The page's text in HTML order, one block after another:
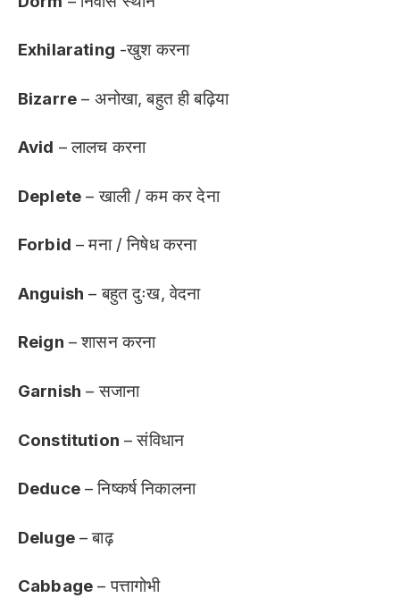
Exhilarating -खुश करना
Bizarre – अनोखा, बहुत ही बढ़िया
Avid – लालच करना
Deplete – खाली / कम कर देना
Forbid – मना / निषेध करना
Anguish – बहुत दुःख, वेदना
Reign – शासन करना
Garnish – सजाना
Constitution – संविधान
Deduce– निष्कर्ष निकालना
Deluge– बाढ़
Cabbage – पत्तागोभी